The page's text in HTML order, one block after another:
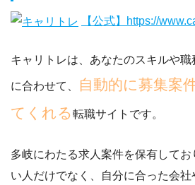
【公式】https://
キャリトレは、あなたのスキルや
に合わせて、
自動的に募集案
てくれる転職サイトです。
多岐にわたる求人案件を保有して
い人だけでなく、自分に合った会社